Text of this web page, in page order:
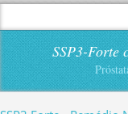
SSP3-Forte